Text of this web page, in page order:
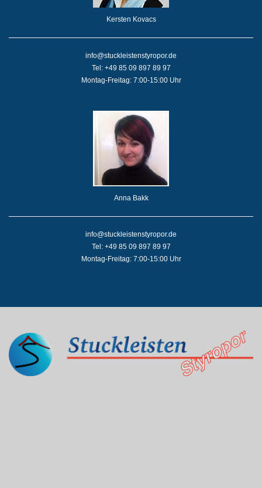
Kersten Kovacs
info@stuckleistenstyropor.de
Tel: +49 85 09 897 89 97
Montag-Freitag: 7:00-15:00 Uhr
Anna Bakk
info@stuckleistenstyropor.de
Tel: +49 85 09 897 89 97
Montag-Freitag: 7:00-15:00 Uhr